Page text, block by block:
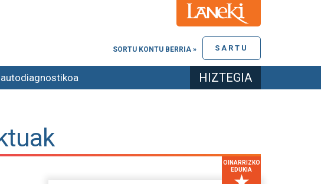
SARTU
SORTU KONTU BERRIA »
HIZTEGIA
OINARRIZKO
EDUKIA